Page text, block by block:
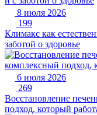
8 июля 2026
199
Климакс как
заботой о здоровье
6 июля 2026
269
Восстановление
подход, который